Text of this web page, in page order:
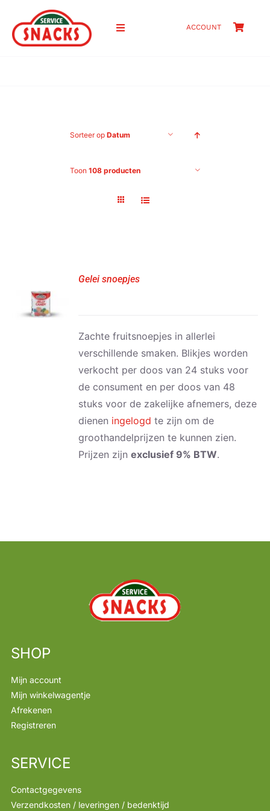
naar
inhoud
Toggle
ACCOUNT
Sorteer op Datum
Toon 108 producten
Gelei snoepjes
Zachte fruitsnoepjes in allerlei
verschillende smaken. Blikjes worden
verkocht per doos van 24 stuks voor
de consument en per doos van 48
stuks voor de zakelijke afnemers, deze
dienen ingelogd te zijn om de
groothandelprijzen te kunnen zien.
Prijzen zijnexclusief 9% BTW.
SHOP
Mijn account
Mijn winkelwagentje
Afrekenen
Registreren
SERVICE
Contactgegevens
Verzendkosten / leveringen / bedenktijd